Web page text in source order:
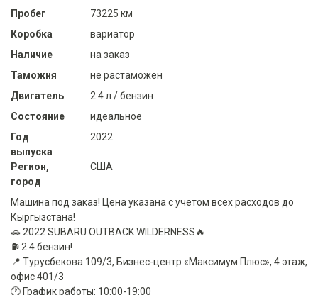
Пробег
73225 км
Коробка
вариатор
Наличие
на заказ
Таможня
не растаможен
Двигатель
2.4 л / бензин
Состояние
идеальное
Год
выпуска
2022
Регион,
город
США
Машина под заказ! Цена указана с учетом всех расходов до
Кыргызстана!
🚗 2022 SUBARU OUTBACK WILDERNESS🔥
⛽️ 2.4 бензин!
📍 Турусбекова 109/3, Бизнес-центр «Максимум Плюс», 4 этаж,
офис 401/3
🕐 График работы: 10:00-19:00